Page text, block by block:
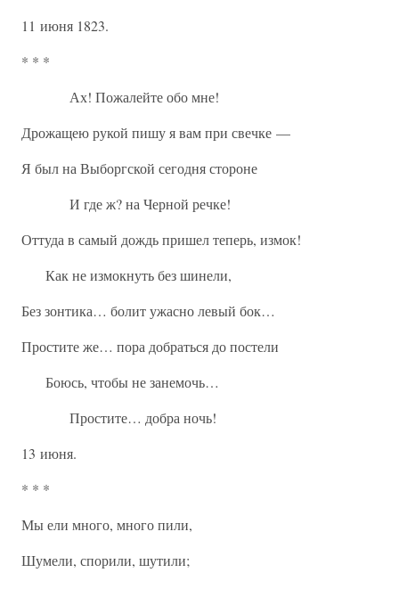
11 июня 1823.
* * *
Ах! Пожалейте обо мне!
Дрожащею рукой пишу я вам при свечке —
Я был на Выборгской сегодня стороне
И где ж? на Черной речке!
Оттуда в самый дождь пришел теперь, измок!
Как не измокнуть без шинели,
Без зонтика… болит ужасно левый бок…
Простите же… пора добраться до постели
Боюсь, чтобы не занемочь…
Простите… добра ночь!
13 июня.
* * *
Мы ели много, много пили,
Шумели, спорили, шутили;